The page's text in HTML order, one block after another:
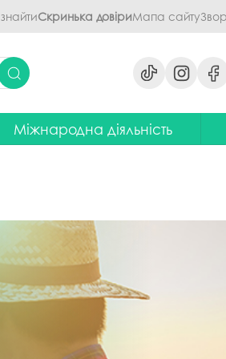
Скринька довіриМапа сайту
процесу
діяльність
Міжнародна діяльність
європейської освіти та
іноземних мов
інтернаціоналізації
до 2030 року
європейський
диплом. Навчання в Польші
програми Еразмус+,
ЦККНО
Стартап-школа
Інформаційно-
консультаційний центр
міжнародного
забезпечення